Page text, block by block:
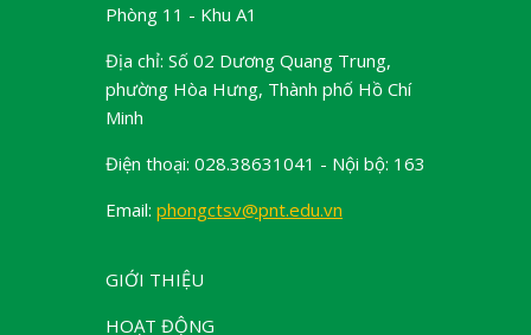
Phòng 11 - Khu A1
Địa chỉ: Số 02 Dương Quang Trung,
phường Hòa Hưng, Thành phố Hồ Chí
Minh
Điện thoại: 028.38631041 - Nội bộ: 163
Email: phongctsv@pnt.edu.vn
GIỚI THIỆU
HOẠT ĐỘNG